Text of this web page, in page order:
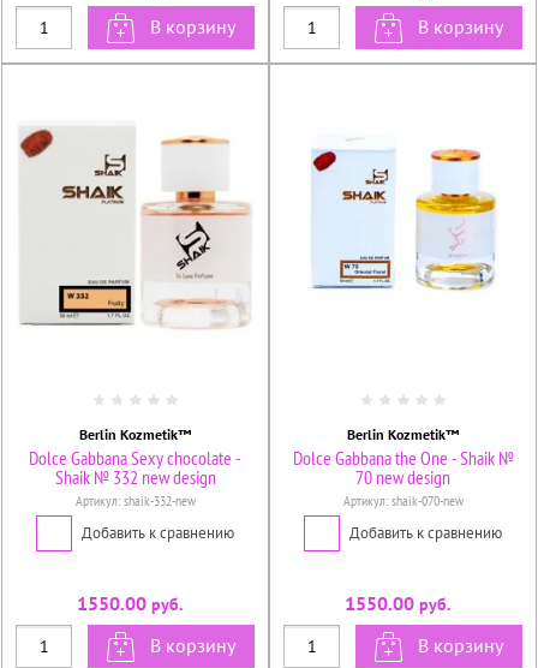
В корзину В корзину
Berlin Kozmetik™
Dolce Gabbana Sexy chocolate -
Shaik № 332 new design
Артикул:shaik-332-new
Добавить к сравнению
1550.00руб.
В корзину
Berlin Kozmetik™
Dolce Gabbana the One - Shaik №
70 new design
Артикул:shaik-070-new
Добавить к сравнению
1550.00руб.
В корзину